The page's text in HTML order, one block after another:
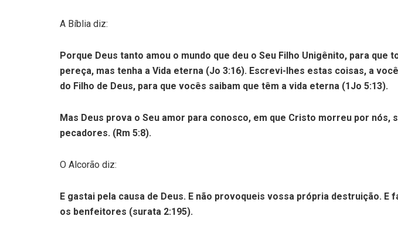
A Bíblia diz:
Porque Deus tanto amou o mundo que deu o Seu Filho Unigênito, para que
pereça, mas tenha a Vida eterna (Jo 3:16). Escrevi-lhes estas coisas, a
do Filho de Deus, para que vocês saibam que têm a vida eterna (1Jo 5:13).
Mas Deus prova o Seu amor para conosco, em que Cristo morreu por nós,
pecadores. (Rm 5:8).
O Alcorão diz:
E gastai pela causa de Deus. E não provoqueis vossa própria destruição. E
os benfeitores (surata 2:195).